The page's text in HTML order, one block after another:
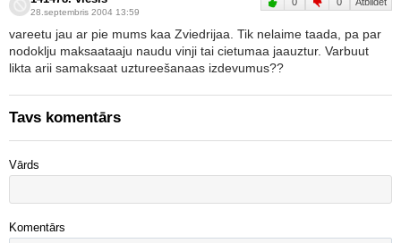
28.septembris 2004 13:59
vareetu jau ar pie mums kaa Zviedrijaa. Tik nelaime taada, pa par
nodoklju maksaataaju naudu vinji tai cietumaa jaauztur. Varbuut
likta arii samaksaat uztureešanaas izdevumus??
Tavs komentārs
Vārds
Komentārs